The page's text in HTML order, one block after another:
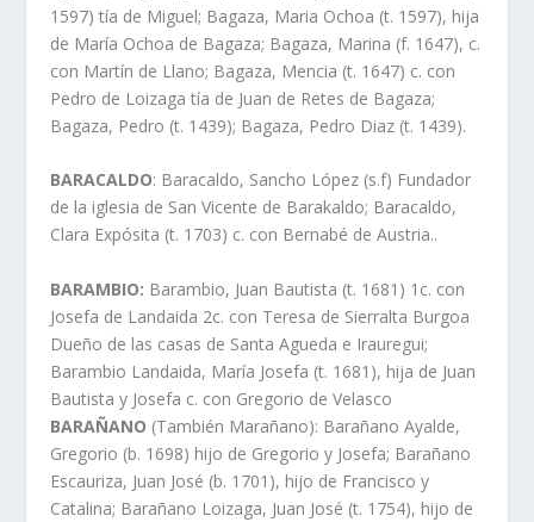
1597) tí­a de Miguel; Bagaza, Maria Ochoa (t. 1597), hija
de Marí­a Ochoa de Bagaza; Bagaza, Marina (f. 1647), c.
con Martí­n de Llano; Bagaza, Mencia (t. 1647) c. con
Pedro de Loizaga tí­a de Juan de Retes de Bagaza;
Bagaza, Pedro (t. 1439); Bagaza, Pedro Diaz (t. 1439).
BARACALDO: Baracaldo, Sancho López (s.f) Fundador
de la iglesia de San Vicente de Barakaldo; Baracaldo,
Clara Expósita (t. 1703) c. con Bernabé de Austria..
BARAMBIO: Barambio, Juan Bautista (t. 1681) 1c. con
Josefa de Landaida 2c. con Teresa de Sierralta Burgoa
Dueño de las casas de Santa Agueda e Irauregui;
Barambio Landaida, Marí­a Josefa (t. 1681), hija de Juan
Bautista y Josefa c. con Gregorio de Velasco
BARAÑANO (También Marañano): Barañano Ayalde,
Gregorio (b. 1698) hijo de Gregorio y Josefa; Barañano
Escauriza, Juan José (b. 1701), hijo de Francisco y
Catalina; Barañano Loizaga, Juan José (t. 1754), hijo de